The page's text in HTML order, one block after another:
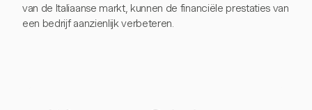
van de Italiaanse markt, kunnen de financiële prestaties van
een bedrijf aanzienlijk verbeteren.